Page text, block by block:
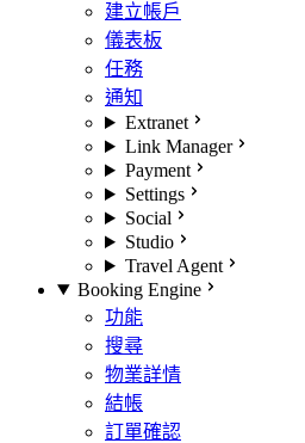
建立帳戶
儀表板
任務
通知
Extranet
Link Manager
Payment
Settings
Social
Studio
Travel Agent
Booking Engine
功能
搜尋
物業詳情
結帳
訂單確認